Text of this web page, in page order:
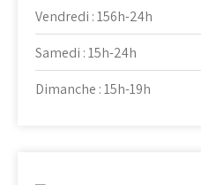
Vendredi : 156h-24h
Samedi : 15h-24h
Dimanche : 15h-19h